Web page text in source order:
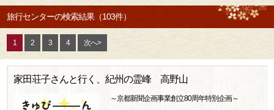
旅行センターの検索結果（103件）
1 2 3 4 次へ>
家田荘子さんと行く、紀州の霊峰 高野山
～京都新聞企画事業創立80周年特別企画～